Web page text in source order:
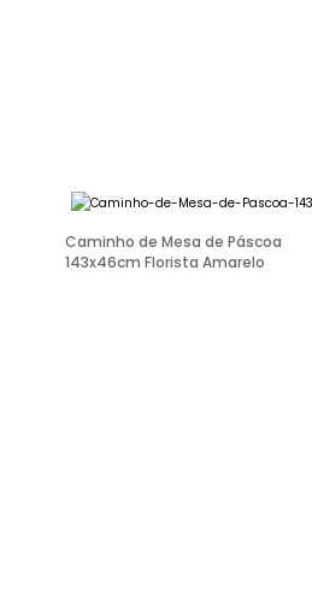
Caminho de Mesa de Páscoa
143x46cm Florista Amarelo